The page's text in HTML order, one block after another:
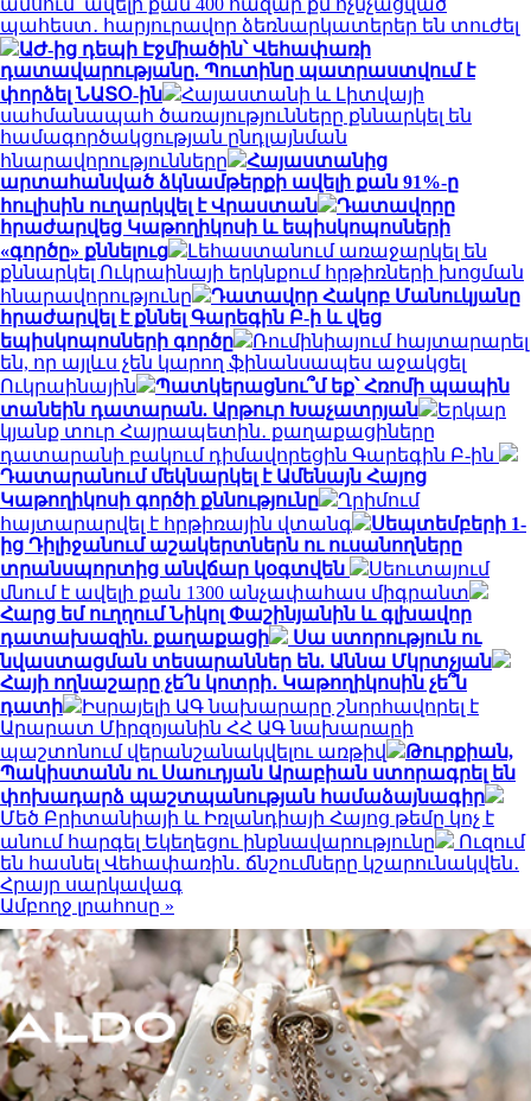
պահեստ․ հարյուրավոր ձեռնարկատերեր են տուժել
ԱԺ-ից դեպի Էջմիածին՝ Վեհափառի
դատավարությանը. Պուտինը պատրաստվում է
փորձել ՆԱՏՕ-ին
Հայաստանի և Լիտվայի
սահմանապահ ծառայությունները քննարկել են
համագործակցության ընդլայնման
հնարավորությունները
Հայաստանից
արտահանված ձկնամթերքի ավելի քան 91%-ը
հուլիսին ուղարկվել է Վրաստան
Դատավորը
հրաժարվեց Կաթողիկոսի և եպիսկոպոսների
«գործը» քննելուց
Լեհաստանում առաջարկել են
քննարկել Ուկրաինայի երկնքում հրթիռների խոցման
հնարավորությունը
Դատավոր Հակոբ Մանուկյանը
հրաժարվել է քննել Գարեգին Բ-ի և վեց
եպիսկոպոսների գործը
Ռումինիայում հայտարարել
են, որ այլևս չեն կարող ֆինանսապես աջակցել
Ուկրաինային
Պատկերացնու՞մ եք՝ Հռոմի պապին
տանեին դատարան. Արթուր Խաչատրյան
Երկար
կյանք տուր Հայրապետին․ քաղաքացիները
դատարանի բակում դիմավորեցին Գարեգին Բ-ին
Դատարանում մեկնարկել է Ամենայն Հայոց
Կաթողիկոսի գործի քննությունը
Ղրիմում
հայտարարվել է հրթիռային վտանգ
Սեպտեմբերի 1-
ից Դիլիջանում աշակերտներն ու ուսանողները
տրանսպորտից անվճար կօգտվեն
Սեուտայում
մնում է ավելի քան 1300 անչափահաս միգրանտ
Հարց եմ ուղղում Նիկոլ Փաշինյանին և գլխավոր
դատախազին. քաղաքացի
Սա ստորություն ու
նվաստացման տեսարաններ են. Աննա Մկրտչյան
Հայի ողնաշարը չե՛ն կոտրի․ Կաթողիկոսին չե՞ն
դատի
Իսրայելի ԱԳ նախարարը շնորհավորել է
Արարատ Միրզոյանին ՀՀ ԱԳ նախարարի
պաշտոնում վերանշանակվելու առթիվ
Թուրքիան,
Պակիստանն ու Սաուդյան Արաբիան ստորագրել են
փոխադարձ պաշտպանության համաձայնագիր
Մեծ Բրիտանիայի և Իռլանդիայի Հայոց թեմը կոչ է
անում հարգել Եկեղեցու ինքնավարությունը
Ուզում
են հասնել Վեհափառին․ ճնշումները կշարունակվեն․
Հրայր սարկավագ
Ամբողջ լրահոսը »